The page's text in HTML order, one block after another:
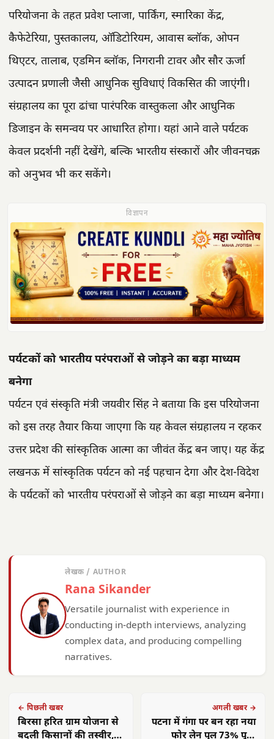
परियोजना के तहत प्रवेश प्लाजा, पार्किंग, स्मारिका केंद्र,
कैफेटेरिया, पुस्तकालय, ऑडिटोरियम, आवास ब्लॉक, ओपन
थिएटर, तालाब, एडमिन ब्लॉक, निगरानी टावर और सौर ऊर्जा
उत्पादन प्रणाली जैसी आधुनिक सुविधाएं विकसित की जाएंगी।
संग्रहालय का पूरा ढांचा पारंपरिक वास्तुकला और आधुनिक
डिजाइन के समन्वय पर आधारित होगा। यहां आने वाले पर्यटक
केवल प्रदर्शनी नहीं देखेंगे, बल्कि भारतीय संस्कारों और जीवनचक्र
को अनुभव भी कर सकेंगे।
विज्ञापन
पर्यटकों को भारतीय परंपराओं से जोड़ने का बड़ा माध्यम
बनेगा
पर्यटन एवं संस्कृति मंत्री जयवीर सिंह ने बताया कि इस परियोजना
को इस तरह तैयार किया जाएगा कि यह केवल संग्रहालय न रहकर
उत्तर प्रदेश की सांस्कृतिक आत्मा का जीवंत केंद्र बन जाए। यह केंद्र
लखनऊ में सांस्कृतिक पर्यटन को नई पहचान देगा और देश-विदेश
के पर्यटकों को भारतीय परंपराओं से जोड़ने का बड़ा माध्यम बनेगा।
लेखक / AUTHOR
Rana Sikander
Versatile journalist with experience in
conducting in-depth interviews, analyzing
complex data, and producing compelling
narratives.
← पिछली खबर
बिरसा हरित ग्राम योजना से
बदली किसानों की तस्वीर,
अगली खबर →
पटना में गंगा पर बन रहा नया
फोर लेन पुल 73% पूरा,